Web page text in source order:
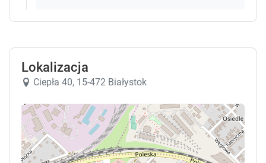
Lokalizacja
Ciepła 40, 15-472 Białystok